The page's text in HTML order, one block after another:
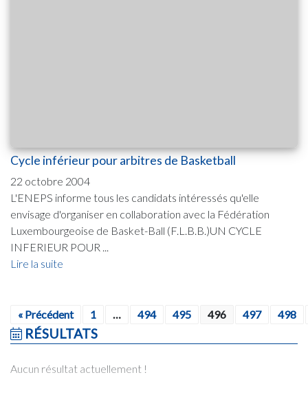
Cycle inférieur pour arbitres de Basketball
22 octobre 2004
L'ENEPS informe tous les candidats intéressés qu'elle
envisage d'organiser en collaboration avec la Fédération
Luxembourgeoise de Basket-Ball (F.L.B.B.)UN CYCLE
INFERIEUR POUR ...
Lire la suite
« Précédent 1 … 494 495 496 497 498
RÉSULTATS
Aucun résultat actuellement !